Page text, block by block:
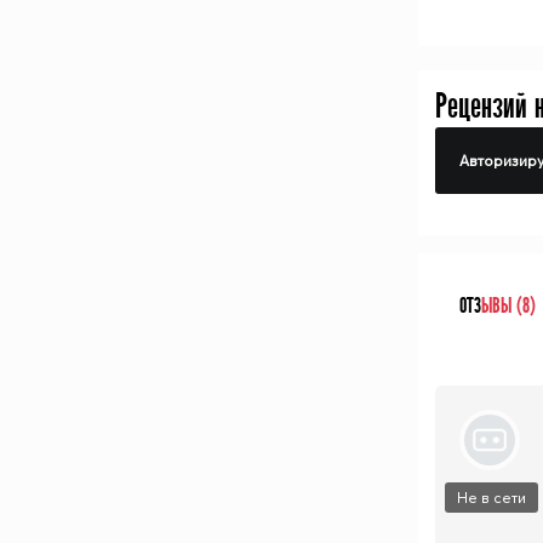
Рецензий
ОТЗЫВЫ (8)
Не в сети